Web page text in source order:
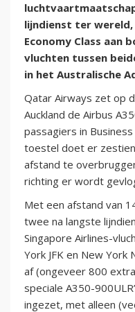
lijndienst ter
Economy Class aan
vluchten tussen
in het Australische
Qatar Airways zet op
Auckland de Airbus
passagiers in
toestel doet er
afstand te
richting er wordt
Met een afstand van
twee na langste
Singapore Airlines-
York JFK en New
af (ongeveer 800
speciale A350-
ingezet, met alleen